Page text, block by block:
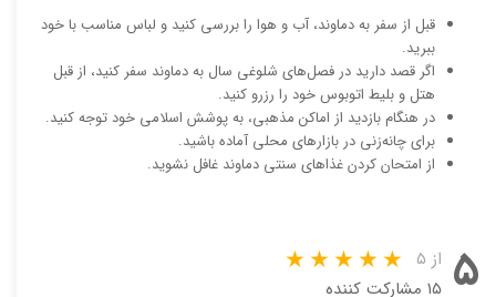
قبل از سفر به دماوند، آب و هوا را بررسی کنید و لباس مناسب با خود
ببرید.
اگر قصد دارید در فصل‌های شلوغی سال به دماوند سفر کنید، از قبل
هتل و بلیط اتوبوس خود را رزرو کنید.
در هنگام بازدید از اماکن مذهبی، به پوشش اسلامی خود توجه کنید.
برای چانه‌زنی در بازارهای محلی آماده باشید.
از امتحان کردن غذاهای سنتی دماوند غافل نشوید.
۵ از ۵
۱۵ مشارکت کننده